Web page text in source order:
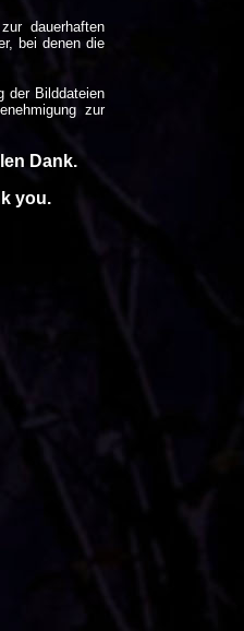
dauerhaften
bei denen die
der Bilddateien
zur
Dank.
you.